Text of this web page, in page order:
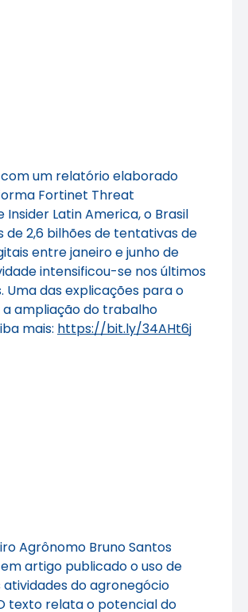
um relatório elaborado
Fortinet Threat
Insider Latin America, o Brasil
de 2,6 bilhões de tentativas de
entre janeiro e junho de
intensificou-se nos últimos
Uma das explicações para o
ampliação do trabalho
mais: https://bit.ly/34AHt6j
Agrônomo Bruno Santos
artigo publicado o uso de
atividades do agronegócio
texto relata o potencial do